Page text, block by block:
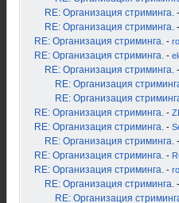
RE: Организация стриминга. -
RE: Организация стриминга. -
RE: Организация стриминга. -
RE: Организация стриминга. -
RE: Организация стриминга. -
RE: Организация
RE: Организация
RE: Организация стриминга. -
RE: Организация стриминга. -
RE: Организация стриминга. -
RE: Организация стриминга. -
RE: Организация стриминга. -
RE: Организация стриминга. -
RE: Организация